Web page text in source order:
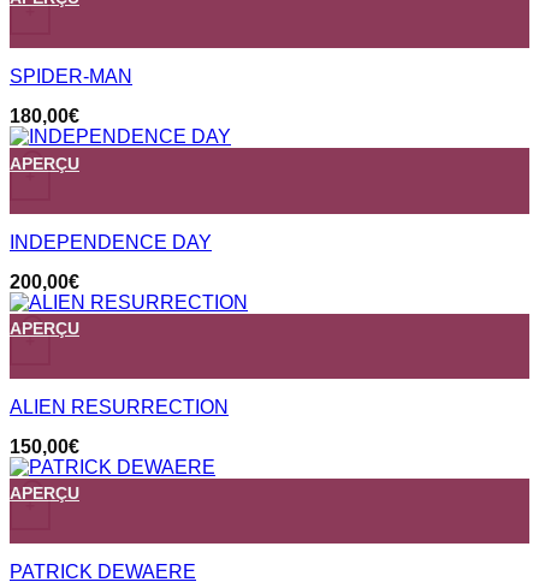
+
SPIDER-MAN
180,00€
+
APERÇU
INDEPENDENCE DAY
200,00€
+
APERÇU
ALIEN RESURRECTION
150,00€
+
APERÇU
PATRICK DEWAERE